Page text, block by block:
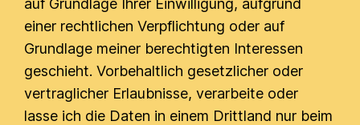
auf Grundlage Ihrer Einwilligung, aufgrund
einer rechtlichen Verpflichtung oder auf
Grundlage meiner berechtigten Interessen
geschieht. Vorbehaltlich gesetzlicher oder
vertraglicher Erlaubnisse, verarbeite oder
lasse ich die Daten in einem Drittland nur beim